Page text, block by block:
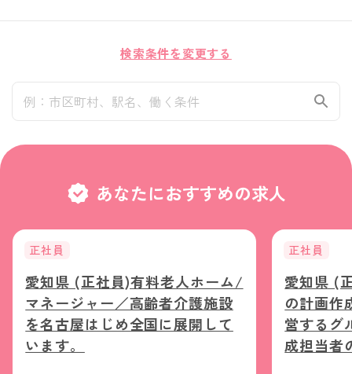
検索条件を変更する
あなたにおすすめの求人
正社員
愛知県 (正社員)有料老人ホーム/
マネージャー／高齢者介護施設
を名古屋はじめ全国に展開して
います。
正社員
愛知県 (
の計画作
営するグ
成担当者